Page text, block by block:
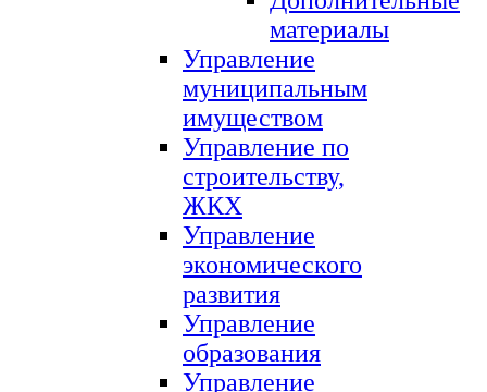
материалы
Управление
муниципальным
имуществом
Управление по
строительству,
ЖКХ
Управление
экономического
развития
Управление
образования
Управление